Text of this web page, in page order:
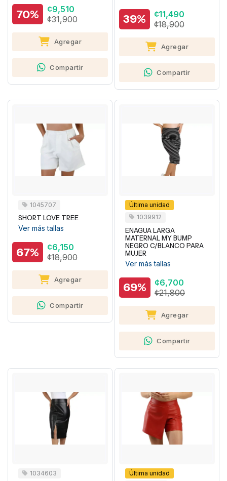
70%
¢9,510
¢31,900
Agregar
Compartir
39%
¢11,490
¢18,900
Agregar
Compartir
1045707
SHORT LOVE TREE
Ver más tallas
67%
¢6,150
¢18,900
Agregar
Compartir
Última unidad
1039912
ENAGUA LARGA
MATERNAL MY BUMP
NEGRO C/BLANCO PARA
MUJER
Ver más tallas
69%
¢6,700
¢21,800
Agregar
Compartir
1034603
Última unidad